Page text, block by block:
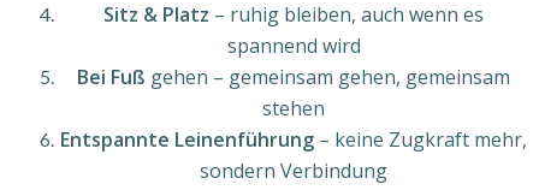
Sitz & Platz – ruhig bleiben, auch wenn es
spannend wird
Bei Fuß gehen – gemeinsam gehen, gemeinsam
stehen
Entspannte Leinenführung – keine Zugkraft mehr,
sondern Verbindung